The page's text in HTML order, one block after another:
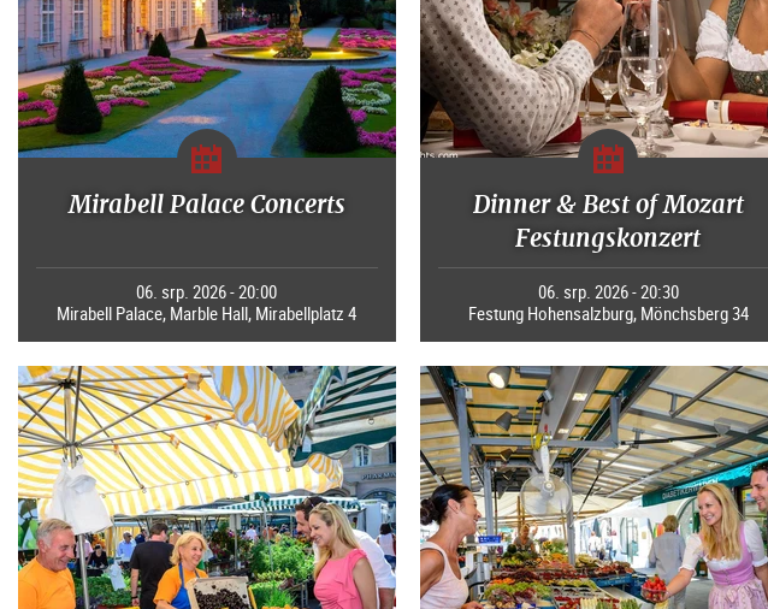
Mirabell Palace Concerts
06. srp. 2026 - 20:00
Mirabell Palace, Marble Hall, Mirabellplatz 4
Dinner & Best of Mozart
Festungskonzert
06. srp. 2026 - 20:30
Festung Hohensalzburg, Mönchsberg 34